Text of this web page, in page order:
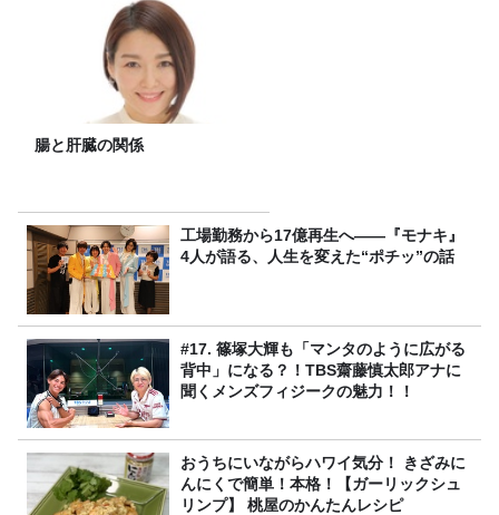
腸と肝臓の関係
工場勤務から17億再生へ——『モナキ』
4人が語る、人生を変えた“ポチッ”の話
#17. 篠塚大輝も「マンタのように広がる
背中」になる？！TBS齋藤慎太郎アナに
聞くメンズフィジークの魅力！！
おうちにいながらハワイ気分！ きざみに
んにくで簡単！本格！【ガーリックシュ
リンプ】 桃屋のかんたんレシピ